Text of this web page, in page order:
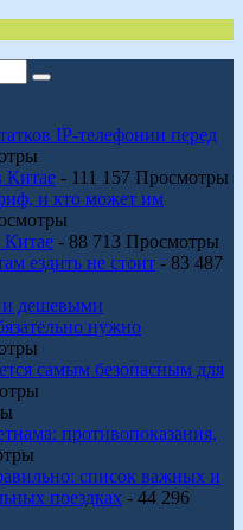
IP-телефонии перед
Китае - 111 157 Просмотры
и кто может им
Китае - 88 713 Просмотры
ездить не стоит - 83 487
и дешевыми
нужно
самым безопасным для
противопоказания,
список важных и
поездках - 44 296